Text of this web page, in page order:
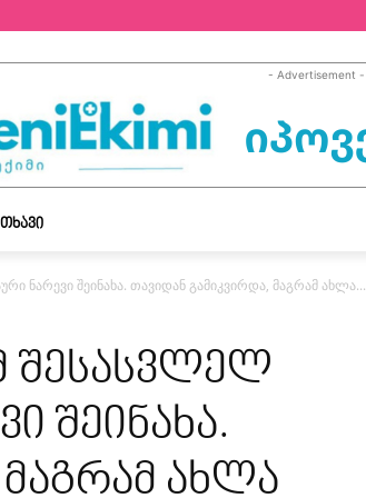
- Advertisement -
ნარევი შეინახა. თავიდან გამიკვირდა, მაგრამ ახლა...
შესასვლელ
შეინახა.
ახლა